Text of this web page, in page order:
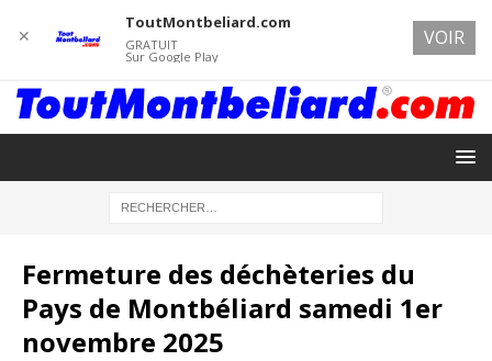
Fermeture des déchèteries du
Pays de Montbéliard samedi 1er
novembre 2025
✕
ToutMontbeliard.com
GRATUIT
Sur Google Play
VOIR